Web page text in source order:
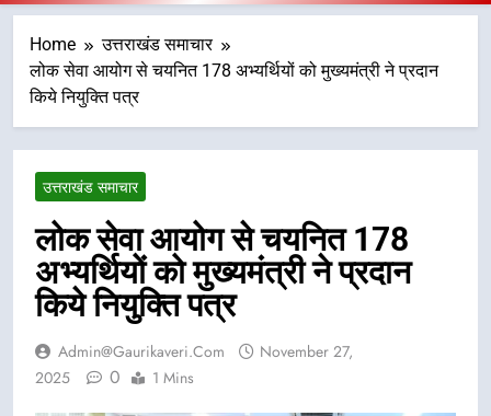
Home
उत्तराखंड समाचार
लोक सेवा आयोग से चयनित 178 अभ्यर्थियों को मुख्यमंत्री ने प्रदान
किये नियुक्ति पत्र
उत्तराखंड समाचार
लोक सेवा आयोग से चयनित 178
अभ्यर्थियों को मुख्यमंत्री ने प्रदान
किये नियुक्ति पत्र
Admin@gaurikaveri.com
November 27,
2025
0 1 Mins